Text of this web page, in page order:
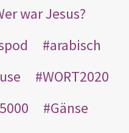
war Jesus?
arabisch
WORT2020
5000
Gänse